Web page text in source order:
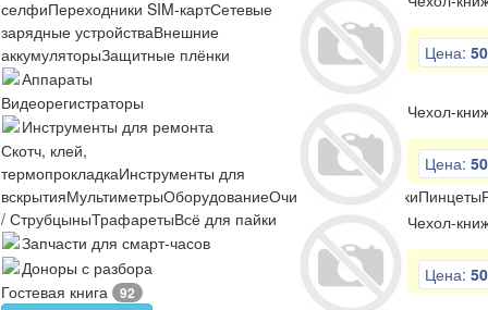
селфиПереходники SIM-картСетевые
зарядные устройстваВнешние
аккумуляторыЗащитные плёнки
Аппараты
Видеорегистраторы
Инструменты для ремонта
Скотч, клей,
термопрокладкаИнструменты для
вскрытияМультиметрыОборудованиеОчистители ОтверткиПинцеты
/ СтрубцыныТрафаретыВсё для пайки
Запчасти для смарт-часов
Доноры с разбора
Гостевая книга
92
Цена:
Чехол-
Цена:
Чехол-
Цена: